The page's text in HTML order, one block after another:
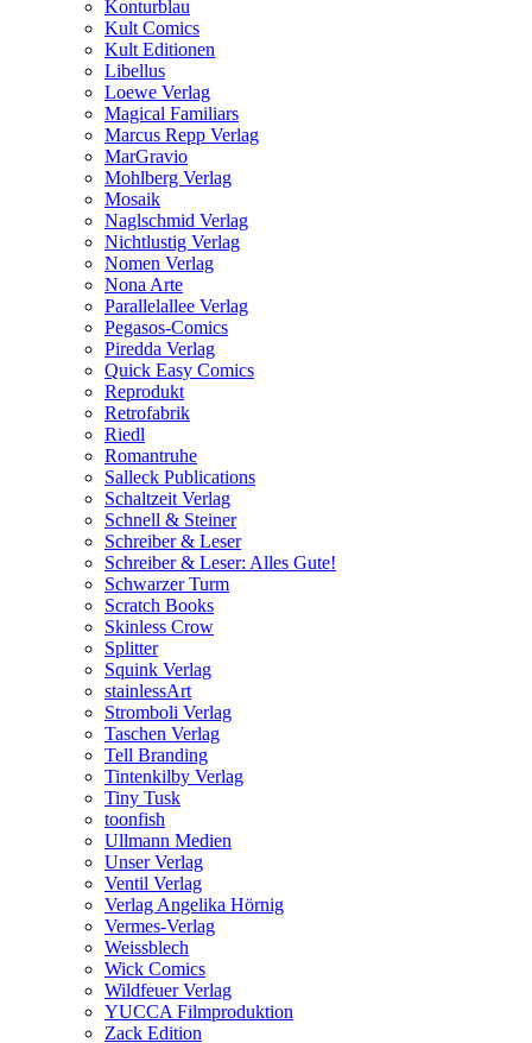
Konturblau
Kult Comics
Kult Editionen
Libellus
Loewe Verlag
Magical Familiars
Marcus Repp Verlag
MarGravio
Mohlberg Verlag
Mosaik
Naglschmid Verlag
Nichtlustig Verlag
Nomen Verlag
Nona Arte
Parallelallee Verlag
Pegasos-Comics
Piredda Verlag
Quick Easy Comics
Reprodukt
Retrofabrik
Riedl
Romantruhe
Salleck Publications
Schaltzeit Verlag
Schnell & Steiner
Schreiber & Leser
Schreiber & Leser: Alles Gute!
Schwarzer Turm
Scratch Books
Skinless Crow
Splitter
Squink Verlag
stainlessArt
Stromboli Verlag
Taschen Verlag
Tell Branding
Tintenkilby Verlag
Tiny Tusk
toonfish
Ullmann Medien
Unser Verlag
Ventil Verlag
Verlag Angelika Hörnig
Vermes-Verlag
Weissblech
Wick Comics
Wildfeuer Verlag
YUCCA Filmproduktion
Zack Edition